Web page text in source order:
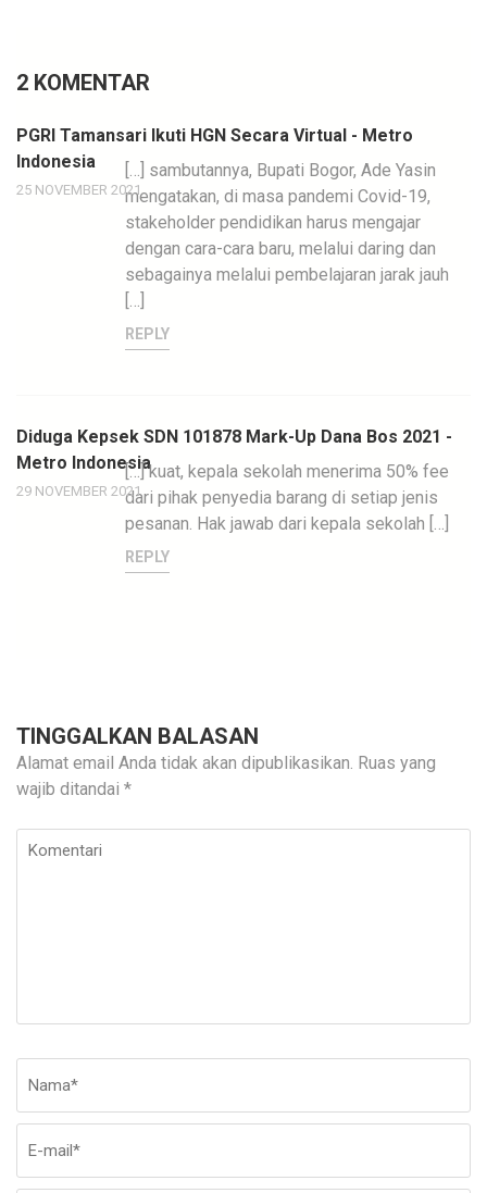
2 KOMENTAR
PGRI Tamansari Ikuti HGN Secara Virtual - Metro
Indonesia
25 NOVEMBER 2021
[…] sambutannya, Bupati Bogor, Ade Yasin
mengatakan, di masa pandemi Covid-19,
stakeholder pendidikan harus mengajar
dengan cara-cara baru, melalui daring dan
sebagainya melalui pembelajaran jarak jauh
[…]
REPLY
Diduga Kepsek SDN 101878 Mark-Up Dana Bos 2021 -
Metro Indonesia
29 NOVEMBER 2021
[…] kuat, kepala sekolah menerima 50% fee
dari pihak penyedia barang di setiap jenis
pesanan. Hak jawab dari kepala sekolah […]
REPLY
TINGGALKAN BALASAN
Alamat email Anda tidak akan dipublikasikan. Ruas yang
wajib ditandai *
Komentari